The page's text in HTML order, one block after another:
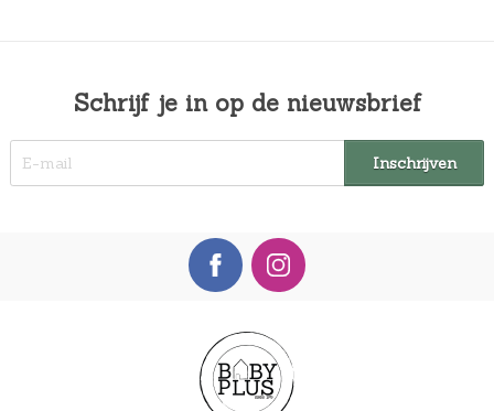
Schrijf je in op de nieuwsbrief